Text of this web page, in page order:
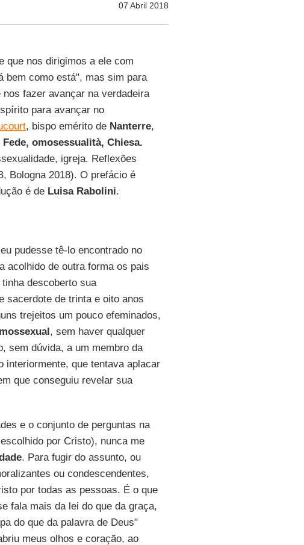
07 Abril 2018
que nos dirigimos a ele com
bem como está", mas sim para
fazer avançar na verdadeira
para avançar no
, bispo emérito de Nanterre,
Fede, omosessualità, Chiesa.
igreja. Reflexões
Bologna 2018). O prefácio é
é de Luisa Rabolini.
pudesse tê-lo encontrado no
acolhido de outra forma os pais
descoberto sua
sacerdote de trinta e oito anos
trejeitos um pouco efeminados,
, sem haver qualquer
sem dúvida, a um membro da
interiormente, que tentava aplacar
que conseguiu revelar sua
e o conjunto de perguntas na
por Cristo), nunca me
. Para fugir do assunto, ou
ou condescendentes,
por todas as pessoas. É o que
fala mais da lei do que da graça,
do que da palavra de Deus"
meus olhos e coração, ao